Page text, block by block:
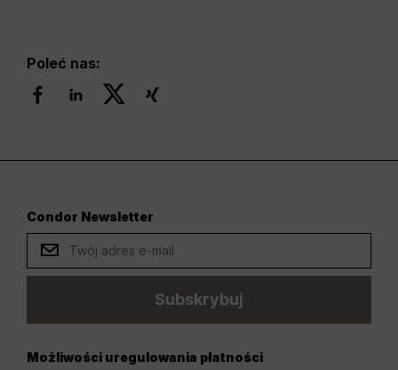
Poleć nas:
Condor Newsletter
Subskrybuj
Możliwości uregulowania płatności